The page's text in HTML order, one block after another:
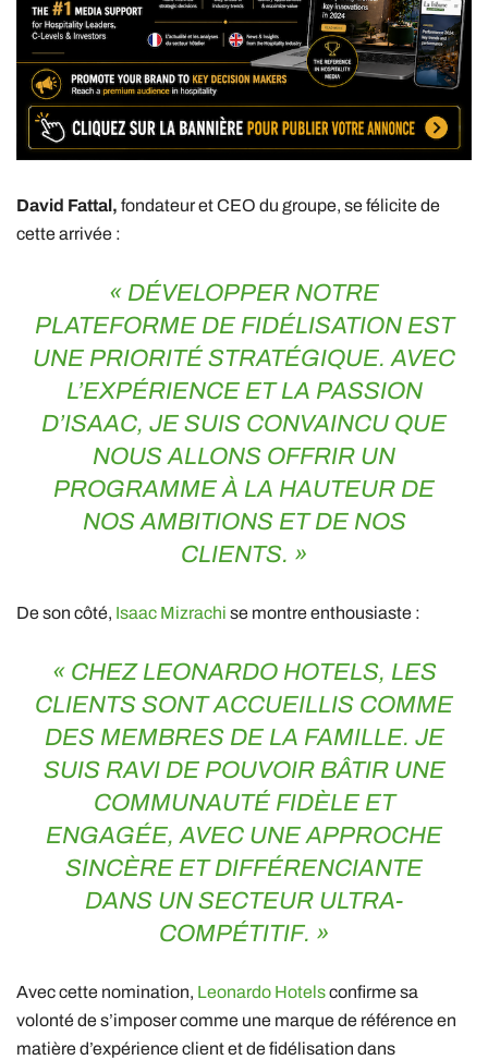
David Fattal, fondateur et CEO du groupe, se félicite de
cette arrivée :
« DÉVELOPPER NOTRE
PLATEFORME DE FIDÉLISATION EST
UNE PRIORITÉ STRATÉGIQUE. AVEC
L’EXPÉRIENCE ET LA PASSION
D’ISAAC, JE SUIS CONVAINCU QUE
NOUS ALLONS OFFRIR UN
PROGRAMME À LA HAUTEUR DE
NOS AMBITIONS ET DE NOS
CLIENTS. »
De son côté, Isaac Mizrachi se montre enthousiaste :
« CHEZ LEONARDO HOTELS, LES
CLIENTS SONT ACCUEILLIS COMME
DES MEMBRES DE LA FAMILLE. JE
SUIS RAVI DE POUVOIR BÂTIR UNE
COMMUNAUTÉ FIDÈLE ET
ENGAGÉE, AVEC UNE APPROCHE
SINCÈRE ET DIFFÉRENCIANTE
DANS UN SECTEUR ULTRA-
COMPÉTITIF. »
Avec cette nomination, Leonardo Hotelsconfirme sa
volonté de s’imposer comme une marque de référence en
matière d’expérience client et de fidélisation dans